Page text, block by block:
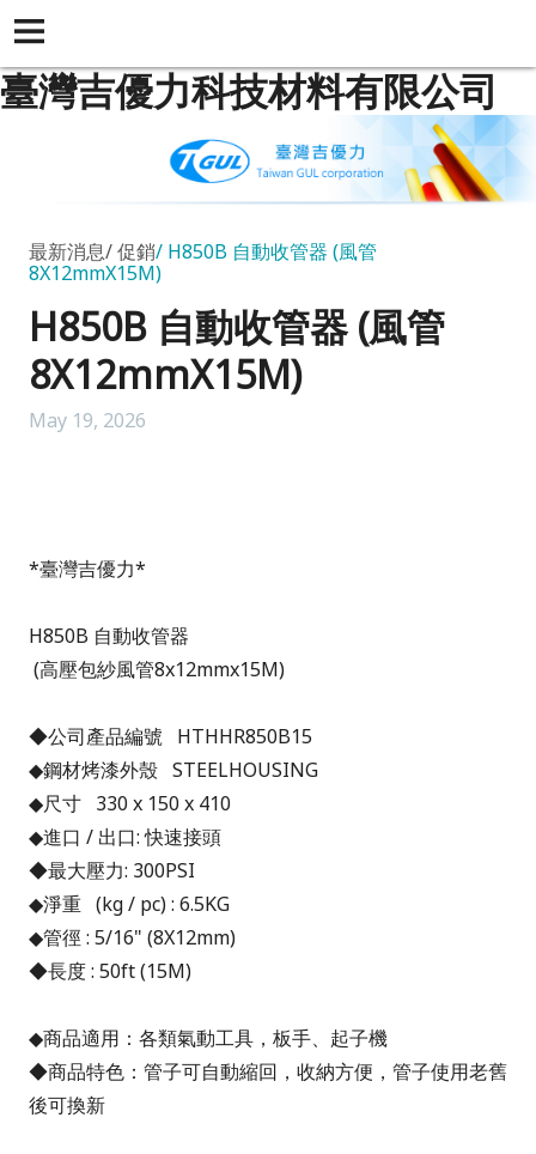
臺灣吉優力科技材料有限公司
最新消息 促銷 H850B 自動收管器 (風管
8X12mmX15M)
H850B 自動收管器 (風管
8X12mmX15M)
May 19, 2026
*臺灣吉優力*
H850B 自動收管器
(高壓包紗風管8x12mmx15M)
◆公司產品編號 HTHHR850B15
◆鋼材烤漆外殼 STEELHOUSING
◆尺寸 330 x 150 x 410
◆進口 / 出口: 快速接頭
◆最大壓力: 300PSI
◆淨重 (kg / pc) : 6.5KG
◆管徑 : 5/16" (8X12mm)
◆長度 : 50ft (15M)
◆商品適用：各類氣動工具，板手、起子機
◆商品特色：管子可自動縮回，收納方便，管子使用老舊
後可換新